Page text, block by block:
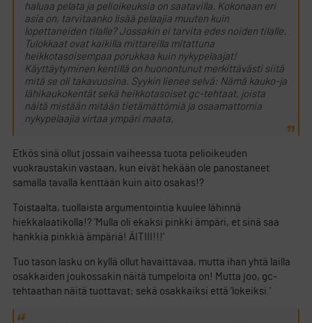
haluaa pelata ja pelioikeuksia on saatavilla. Kokonaan eri
asia on, tarvitaanko lisää pelaajia muuten kuin
lopettaneiden tilalle? Jossakin ei tarvita edes noiden tilalle.
Tulokkaat ovat kaikilla mittareilla mitattuna
heikkotasoisempaa porukkaa kuin nykypelaajat!
Käyttäytyminen kentillä on huonontunut merkittävästi siitä
mitä se oli takavuosina. Syykin lienee selvä: Nämä kauko-ja
lähikaukokentät sekä heikkotasoiset gc-tehtaat, joista
näitä mistään mitään tietämättömiä ja osaamattomia
nykypelaajia virtaa ympäri maata.
Etkös sinä ollut jossain vaiheessa tuota pelioikeuden
vuokraustakin vastaan, kun eivät hekään ole panostaneet
samalla tavalla kenttään kuin aito osakas!?
Toistaalta, tuollaista argumentointia kuulee lähinnä
hiekkalaatikolla!? ’Mulla oli ekaksi pinkki ämpäri, et sinä saa
hankkia pinkkiä ämpäriä! ÄITIII!!!’
Tuo tason lasku on kyllä ollut havaittavaa, mutta ihan yhtä lailla
osakkaiden joukossakin näitä tumpeloita on! Mutta joo, gc-
tehtaathan näitä tuottavat; sekä osakkaiksi että ’lokeiksi.’